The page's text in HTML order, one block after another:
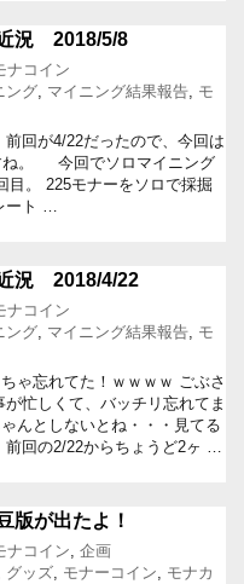
況 2018/5/8
ナコイン
ング, マイニング結果報告, モ
回が4/22だったので、今回は
ね。 今回でソロマイニング
目。 225モナーをソロで採掘
ート …
況 2018/4/22
ナコイン
ング, マイニング結果報告, モ
ゃ忘れてた！ｗｗｗｗ ごぶさ
忙しくて、バッチリ忘れてま
んとしないとね・・・見てる
前回の2/22からちょうど2ヶ …
版が出たよ！
ナコイン, 企画
グッズ, モナーコイン, モナカ